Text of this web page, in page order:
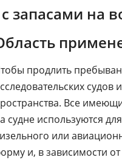
запасами на
продлить
Все
судне используются
или
и, в зависимости